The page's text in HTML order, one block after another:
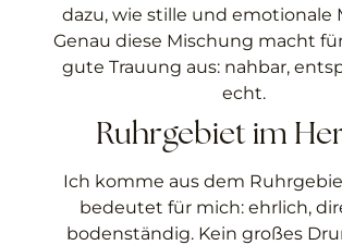
dazu, wie stille und emotionale
Genau diese Mischung macht
gute Trauung aus: nahbar,
echt.
Ruhrgebiet im
Ich komme aus dem
bedeutet für mich: ehrlich,
bodenständig. Kein großes